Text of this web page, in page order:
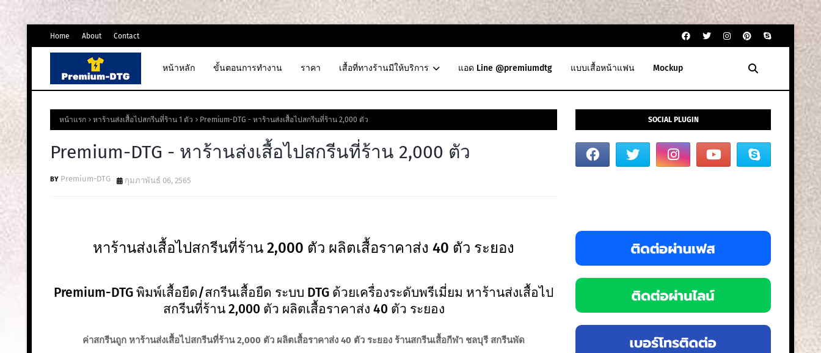
Home About Contact
หน้าหลัก ขั้นตอนการทำงาน ราคา เสื้อที่ทางร้านมีให้บริการ แอด Line @premiumdtg แบบเสื้อหน้าแฟน Mockup
หน้าแรก หาร้านส่งเสื้อไปสกรีนที่ร้าน 1 ตัว Premium-DTG - หาร้านส่งเสื้อไปสกรีนที่ร้าน 2,000 ตัว
Premium-DTG - หาร้านส่งเสื้อไปสกรีนที่ร้าน 2,000 ตัว
Premium-DTG กุมภาพันธ์ 06, 2565
หาร้านส่งเสื้อไปสกรีนที่ร้าน 2,000 ตัว ผลิตเสื้อราคาส่ง 40 ตัว ระยอง
Premium-DTG พิมพ์เสื้อยืด/สกรีนเสื้อยืด ระบบ DTG ด้วยเครื่องระดับพรีเมี่ยม หาร้านส่งเสื้อไป
สกรีนที่ร้าน 2,000 ตัว ผลิตเสื้อราคาส่ง 40 ตัว ระยอง
ค่าสกรีนถูก หาร้านส่งเสื้อไปสกรีนที่ร้าน 2,000 ตัว ผลิตเสื้อราคาส่ง 40 ตัว ระยอง ร้านสกรีนเสื้อกีฬา ชลบุรี สกรีนพัด
SOCIAL PLUGIN